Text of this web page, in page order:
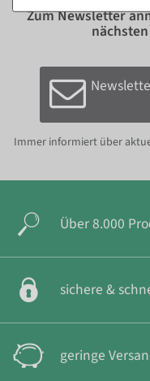
Zum Newsletter
Immer informiert über
Über 8.000
sichere &
geringe